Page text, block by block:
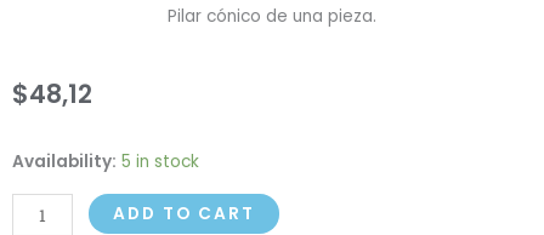
Pilar cónico de una pieza.
$48,12
Availability: 5 in stock
DESTORNILLADOR
DE
TORQUIMETROADD TO CART